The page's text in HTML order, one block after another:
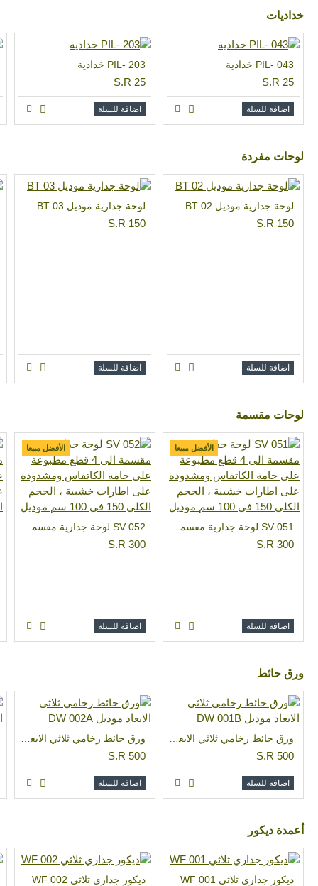
خداديات
PIL- 043 خدادية
S.R 25
اضافة للسلة
PIL- 203 خدادية
S.R 25
اضافة للسلة
لوحات مفردة
لوحة جدارية موديل BT 02
S.R 150
اضافة للسلة
لوحة جدارية موديل BT 03
S.R 150
اضافة للسلة
لوحات مقسمة
الأفضل مبيعا
S.R 300
اضافة للسلة
الأفضل مبيعا
SV 052 لوحة جدارية مقسمة الى 4 قطع مطبوعة على خامة الكاتفاس ومشدودة على اطارات خشبية ، الحجم الكلي 150 في 100 سم موديل
S.R 300
اضافة للسلة
ورق حائط
S.R 500
اضافة للسلة
ورق حائط رخامي ثلاثي الابعاد موديل DW 002A
S.R 500
اضافة للسلة
أعمدة ديكور
ديكور جداري ثلاثي WF 001 ديكور جداري ثلاثي WF 002